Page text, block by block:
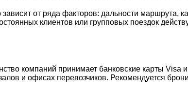
от ряда факторов: дальности маршрута,
клиентов или групповых поездок
компаний принимает банковские карты Visa
и офисах перевозчиков. Рекомендуется